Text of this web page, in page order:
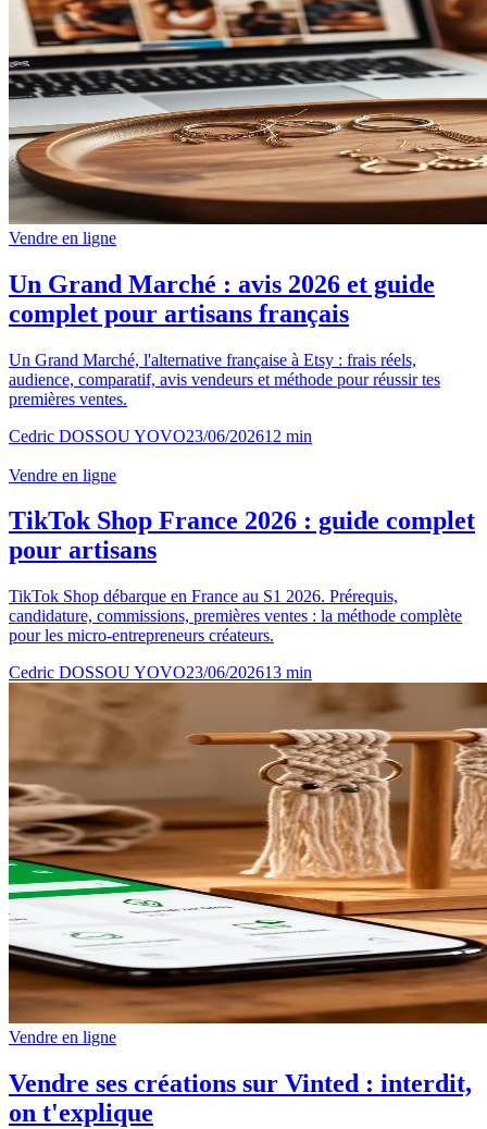
Vendre en ligne
Un Grand Marché : avis 2026 et guide
complet pour artisans français
Un Grand Marché, l'alternative française à Etsy : frais réels,
audience, comparatif, avis vendeurs et méthode pour réussir tes
premières ventes.
Cedric DOSSOU YOVO23/06/202612 min
Vendre en ligne
TikTok Shop France 2026 : guide complet
pour artisans
TikTok Shop débarque en France au S1 2026. Prérequis,
candidature, commissions, premières ventes : la méthode complète
pour les micro-entrepreneurs créateurs.
Cedric DOSSOU YOVO23/06/202613 min
Vendre en ligne
Vendre ses créations sur Vinted : interdit,
on t'explique